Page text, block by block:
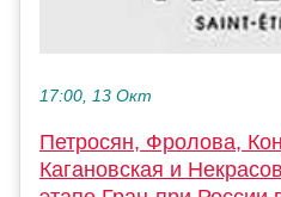
17:00, 13 Окт
Петросян, Фролова,
Кагановская и